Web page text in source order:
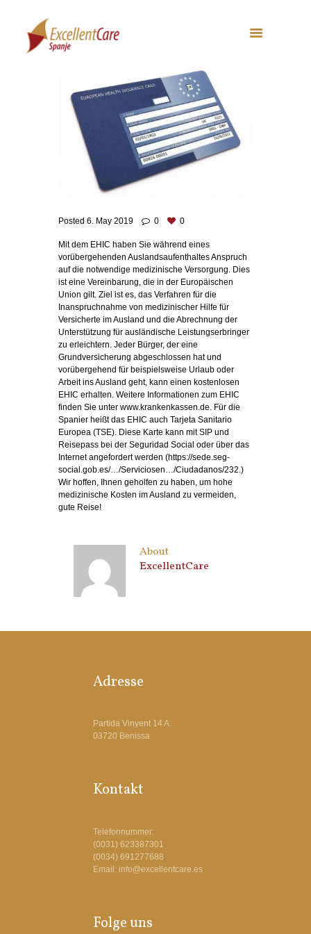
Posted 6. May 2019 0 0
Mit dem EHIC haben Sie während eines
vorübergehenden Auslandsaufenthaltes Anspruch
auf die notwendige medizinische Versorgung. Dies
ist eine Vereinbarung, die in der Europäischen
Union gilt. Ziel ist es, das Verfahren für die
Inanspruchnahme von medizinischer Hilfe für
Versicherte im Ausland und die Abrechnung der
Unterstützung für ausländische Leistungserbringer
zu erleichtern. Jeder Bürger, der eine
Grundversicherung abgeschlossen hat und
vorübergehend für beispielsweise Urlaub oder
Arbeit ins Ausland geht, kann einen kostenlosen
EHIC erhalten. Weitere Informationen zum EHIC
finden Sie unter www.krankenkassen.de. Für die
Spanier heißt das EHIC auch Tarjeta Sanitario
Europea (TSE). Diese Karte kann mit SIP und
Reisepass bei der Seguridad Social oder über das
Internet angefordert werden (https://sede.seg-
social.gob.es/…/Serviciosen…/Ciudadanos/232.)
Wir hoffen, Ihnen geholfen zu haben, um hohe
medizinische Kosten im Ausland zu vermeiden,
gute Reise!
About
ExcellentCare
Adresse
Partida Vinyent 14 A.
03720 Benissa
Kontakt
Telefonnummer:
(0031) 623387301
(0034) 691277688
Email: info@excellentcare.es
Folge uns